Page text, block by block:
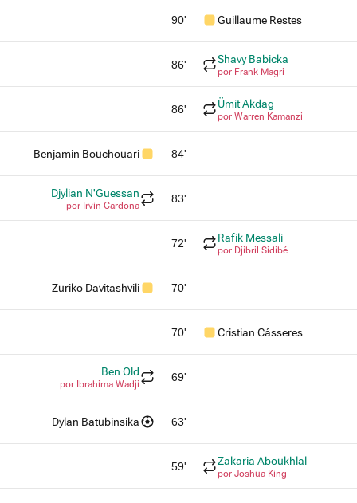
90' Guillaume Restes
86' Shavy Babicka
por Frank Magri
86' Ümit Akdag
por Warren Kamanzi
Benjamin Bouchouari 84'
Djylian N'Guessan
por Irvin Cardona
83'
72' Rafik Messali
por Djibril Sidibé
Zuriko Davitashvili 70'
70' Cristian Cásseres
Ben Old
por Ibrahima Wadji
69'
Dylan Batubinsika 63'
59' Zakaria Aboukhlal
por Joshua King